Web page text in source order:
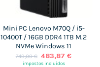
Mini PC Lenovo M70Q / i5-
10400T / 16GB DDR4 1TB M.2
NVMe Windows 11
749,00€ O
preço
483,87€O
impostos incluídos